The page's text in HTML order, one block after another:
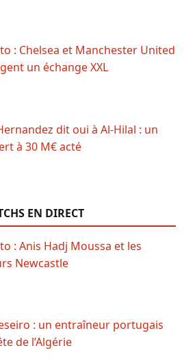
: Chelsea et Manchester United
un échange XXL
dit oui à Al-Hilal : un
à 30 M€ acté
EN DIRECT
: Anis Hadj Moussa et les
Newcastle
: un entraîneur portugais
de l’Algérie